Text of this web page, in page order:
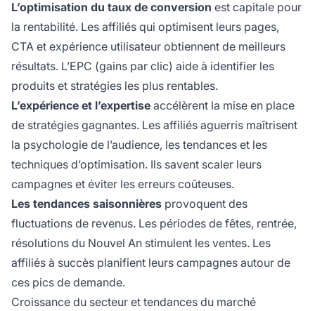
L’optimisation du taux de conversion est capitale pour
la rentabilité. Les affiliés qui optimisent leurs pages,
CTA et expérience utilisateur obtiennent de meilleurs
résultats. L’EPC (gains par clic) aide à identifier les
produits et stratégies les plus rentables.
L’expérience et l’expertise accélèrent la mise en place
de stratégies gagnantes. Les affiliés aguerris maîtrisent
la psychologie de l’audience, les tendances et les
techniques d’optimisation. Ils savent scaler leurs
campagnes et éviter les erreurs coûteuses.
Les tendances saisonnières provoquent des
fluctuations de revenus. Les périodes de fêtes, rentrée,
résolutions du Nouvel An stimulent les ventes. Les
affiliés à succès planifient leurs campagnes autour de
ces pics de demande.
Croissance du secteur et tendances du marché